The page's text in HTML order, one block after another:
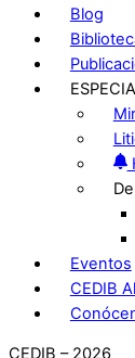
Blog
Eventos
CEDIB
CEDIB – 2026